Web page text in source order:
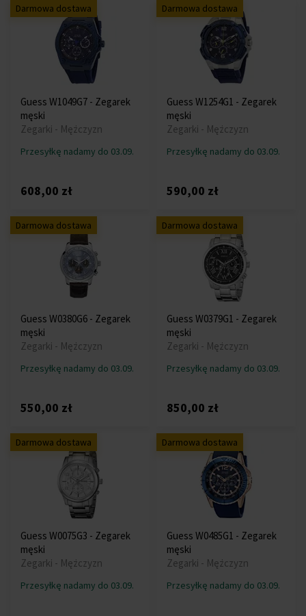
Darmowa dostawa
Guess W1049G7 - Zegarek
męski
Zegarki - Mężczyzn
Przesyłkę nadamy do 03.09.
608,00 zł
Darmowa dostawa
Guess W1254G1 - Zegarek
męski
Zegarki - Mężczyzn
Przesyłkę nadamy do 03.09.
590,00 zł
Darmowa dostawa
Guess W0380G6 - Zegarek
męski
Zegarki - Mężczyzn
Przesyłkę nadamy do 03.09.
550,00 zł
Darmowa dostawa
Guess W0379G1 - Zegarek
męski
Zegarki - Mężczyzn
Przesyłkę nadamy do 03.09.
850,00 zł
Darmowa dostawa
Guess W0075G3 - Zegarek
męski
Zegarki - Mężczyzn
Przesyłkę nadamy do 03.09.
Darmowa dostawa
Guess W0485G1 - Zegarek
męski
Zegarki - Mężczyzn
Przesyłkę nadamy do 03.09.